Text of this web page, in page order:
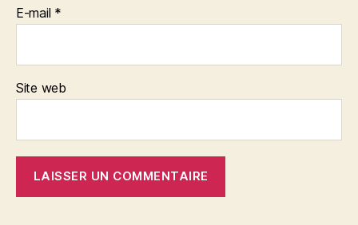
E-mail *
Site web